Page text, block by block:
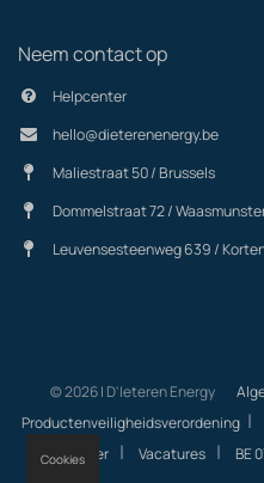
Neem contact op
Helpcenter
hello@dieterenenergy.be
Maliestraat 50 / Brussels
Dommelstraat 72 /
Leuvensesteenweg 639 /
© 2026 | D'Ieteren Energy
Productenveiligheidsverordening|
Helpcenter |Vacatures |BE
Cookies